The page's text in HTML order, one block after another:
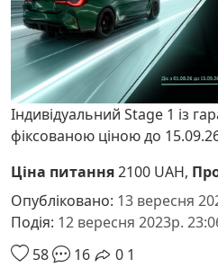
Індивідуальний Stage 1 із
фіксованою ціною до
Ціна питання2100 UAH,
Опубліковано: 13 вересня
Подія: 12 вересня 2023р.
58
16 0 1